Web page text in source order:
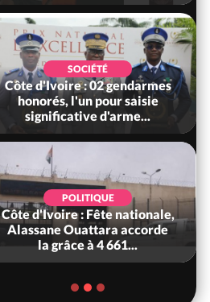
SOCIÉTÉ
Côte d'Ivoire : 02 gendarmes
honorés, l'un pour saisie
significative d'arme...
POLITIQUE
Côte d'Ivoire : Fête nationale,
Alassane Ouattara accorde
la grâce à 4 661...